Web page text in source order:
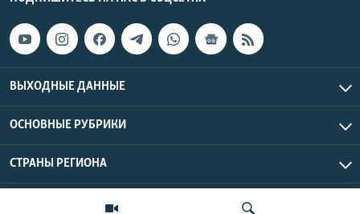
ВЫХОДНЫЕ ДАННЫЕ
ОСНОВНЫЕ РУБРИКИ
СТРАНЫ РЕГИОНА
Азаттык Азия © 2026 RFE/RL, Inc. | Все права защищены.